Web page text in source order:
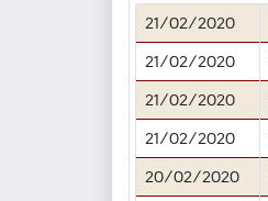
21/02/2020
21/02/2020
21/02/2020
21/02/2020
20/02/2020